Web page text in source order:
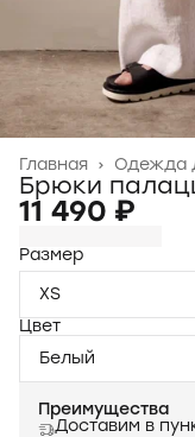
Одежда
Главная ›
Брюки
11 490 ₽
Размер
XS
Цвет
Белый
Преимущества
Доставим в